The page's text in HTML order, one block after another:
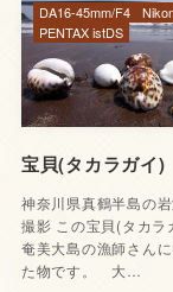
宝貝(タカラガイ)
神奈川県真鶴半島の
撮影 この宝貝(タカラ
奄美大島の漁師さん
た物です。 大…
DA16-45mm/F4
PENTAX istDS